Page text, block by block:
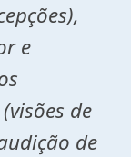
),
e
(visões de
de